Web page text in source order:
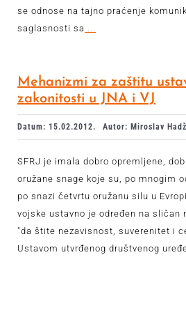
se odnose na tajno praćenje
saglasnosti sa
Mehanizmi za zaštitu
zakonitosti u JNA i VJ
Datum: 15.02.2012. Autor: Miroslav
SFRJ je imala dobro opremljene,
oružane snage koje su, po mnogim
po snazi četvrtu oružanu silu u
vojske ustavno je određen na sličan
"da štite nezavisnost, suverenitet i
Ustavom utvrđenog društvenog